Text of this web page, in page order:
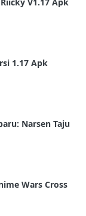
1.17 Apk
Narsen Taju
Wars Cross